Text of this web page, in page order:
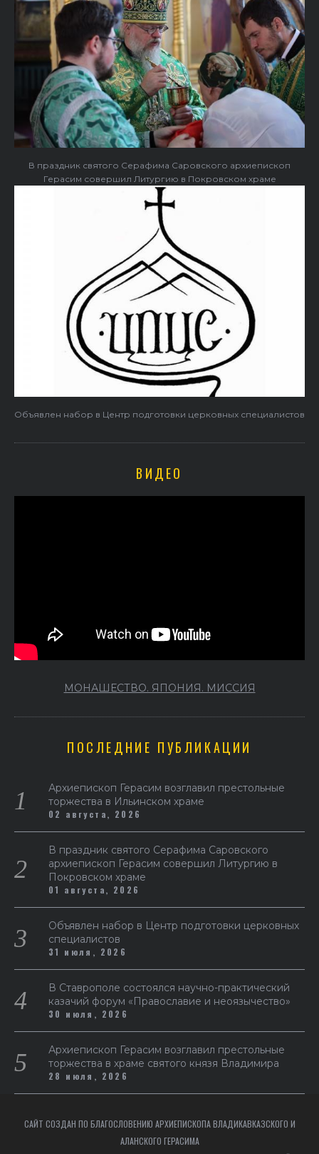
В праздник святого Серафима Саровского архиепископ
Герасим совершил Литургию в Покровском храме
Объявлен набор в Центр подготовки церковных специалистов
ВИДЕО
МОНАШЕСТВО. ЯПОНИЯ. МИССИЯ
ПОСЛЕДНИЕ ПУБЛИКАЦИИ
Архиепископ Герасим возглавил престольные
торжества в Ильинском храме
02 августа, 2026
В праздник святого Серафима Саровского
архиепископ Герасим совершил Литургию в
Покровском храме
01 августа, 2026
Объявлен набор в Центр подготовки церковных
специалистов
31 июля, 2026
В Ставрополе состоялся научно-практический
казачий форум «Православие и неоязычество»
30 июля, 2026
Архиепископ Герасим возглавил престольные
торжества в храме святого князя Владимира
28 июля, 2026
САЙТ СОЗДАН ПО БЛАГОСЛОВЕНИЮ АРХИЕПИСКОПА ВЛАДИКАВКАЗСКОГО И
АЛАНСКОГО ГЕРАСИМА